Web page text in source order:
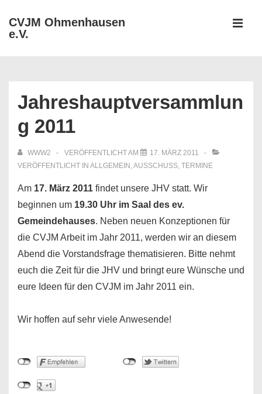
Zum
Inhalt
CVJM Ohmenhausen
e.V.
Jahreshauptversammlun
g 2011
WWW2 VERÖFFENTLICHT AM
17. MÄRZ 2011
VERÖFFENTLICHT IN ALLGEMEIN ,AUSSCHUSS, TERMINE
Am 17. März 2011 findet unsere JHV statt. Wir
beginnen um 19.30 Uhr im Saal des ev.
Gemeindehauses. Neben neuen Konzeptionen für
die CVJM Arbeit im Jahr 2011, werden wir an diesem
Abend die Vorstandsfrage thematisieren. Bitte nehmt
euch die Zeit für die JHV und bringt eure Wünsche und
eure Ideen für den CVJM im Jahr 2011 ein.
Wir hoffen auf sehr viele Anwesende!